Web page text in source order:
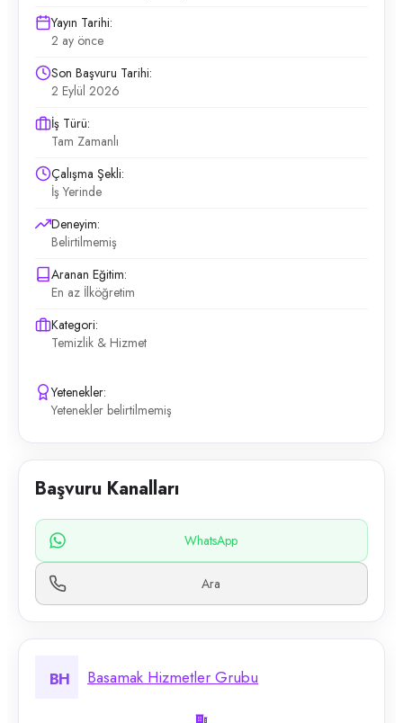
Yayın Tarihi:
2 ay önce
Son Başvuru Tarihi:
2 Eylül 2026
İş Türü:
Tam Zamanlı
Çalışma Şekli:
İş Yerinde
Deneyim:
Belirtilmemiş
Aranan Eğitim:
En az İlköğretim
Kategori:
Temizlik & Hizmet
Yetenekler:
Yetenekler belirtilmemiş
Başvuru Kanalları
WhatsApp
Ara
BH Basamak Hizmetler Grubu